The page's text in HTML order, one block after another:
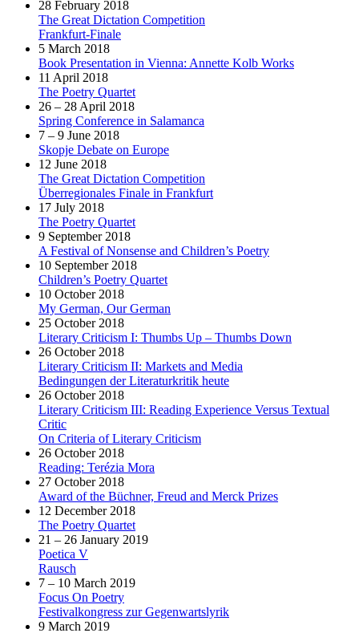
28 February 2018
The Great Dictation Competition
Frankfurt-Finale
5 March 2018
Book Presentation in Vienna: Annette Kolb Works
11 April 2018
The Poetry Quartet
26 – 28 April 2018
Spring Conference in Salamanca
7 – 9 June 2018
Skopje Debate on Europe
12 June 2018
The Great Dictation Competition
Überregionales Finale in Frankfurt
17 July 2018
The Poetry Quartet
9 September 2018
A Festival of Nonsense and Children’s Poetry
10 September 2018
Children’s Poetry Quartet
10 October 2018
My German, Our German
25 October 2018
Literary Criticism I: Thumbs Up – Thumbs Down
26 October 2018
Literary Criticism II: Markets and Media
Bedingungen der Literaturkritik heute
26 October 2018
Literary Criticism III: Reading Experience Versus Textual
Critic
On Criteria of Literary Criticism
26 October 2018
Reading: Terézia Mora
27 October 2018
Award of the Büchner, Freud and Merck Prizes
12 December 2018
The Poetry Quartet
21 – 26 January 2019
Poetica V
Rausch
7 – 10 March 2019
Focus On Poetry
Festivalkongress zur Gegenwartslyrik
9 March 2019